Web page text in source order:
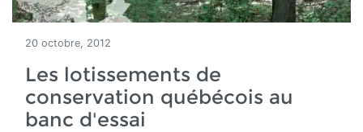
20 octobre, 2012
Les lotissements de
conservation québécois au
banc d'essai